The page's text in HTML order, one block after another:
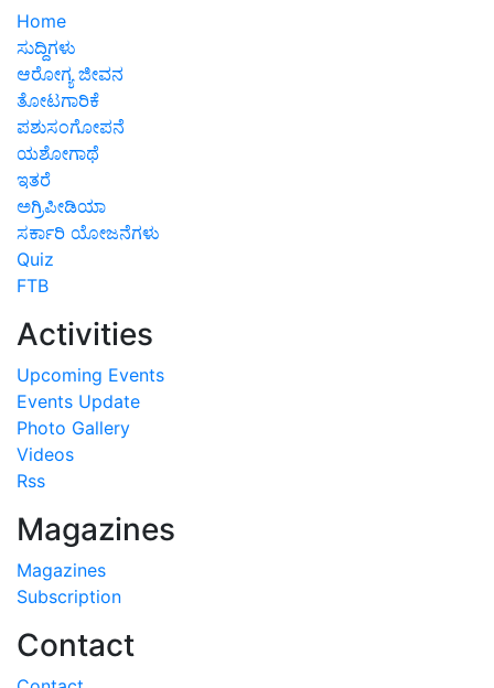
Home
ಸುದ್ದಿಗಳು
ಆರೋಗ್ಯ ಜೀವನ
ತೋಟಗಾರಿಕೆ
ಪಶುಸಂಗೋಪನೆ
ಯಶೋಗಾಥೆ
ಇತರೆ
ಅಗ್ರಿಪೀಡಿಯಾ
ಸರ್ಕಾರಿ ಯೋಜನೆಗಳು
Quiz
FTB
Activities
Upcoming Events
Events Update
Photo Gallery
Videos
Rss
Magazines
Magazines
Subscription
Contact